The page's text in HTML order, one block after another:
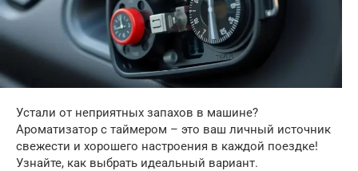
Устали от неприятных запахов в машине?
Ароматизатор с таймером – это ваш личный источник
свежести и хорошего настроения в каждой поездке!
Узнайте, как выбрать идеальный вариант.